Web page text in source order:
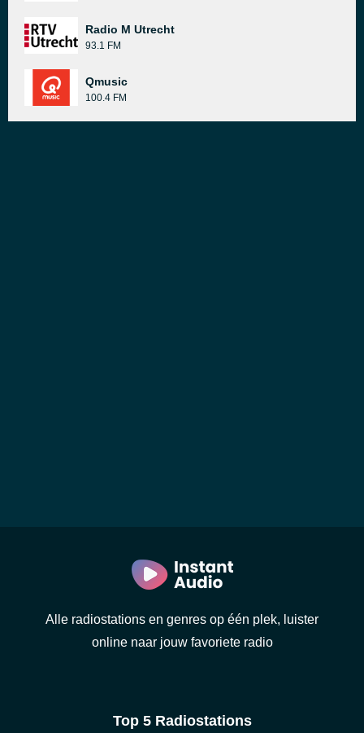
Radio M Utrecht
93.1 FM
Qmusic
100.4 FM
Alle radiostations en genres op één plek, luister
online naar jouw favoriete radio
Top 5 Radiostations